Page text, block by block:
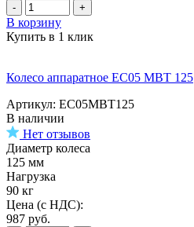
- +
В корзину
Купить в 1 клик
Колесо аппаратное EC05 MBT 125
Артикул: EC05MBT125
В наличии
Нет отзывов
Диаметр колеса
125 мм
Нагрузка
90 кг
Цена (с НДС):
987 руб.